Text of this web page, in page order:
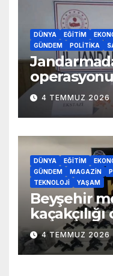
DÜNYA EĞITIM
GÜNDEM
POLITIKA
tutuklama
4 TEMMUZ 2026
DÜNYA EĞITIM
GÜNDEM
MAGAZIN
TEKNOLOJI
YAŞAM
Beyşehir
70 adet
4 TEMMUZ 2026